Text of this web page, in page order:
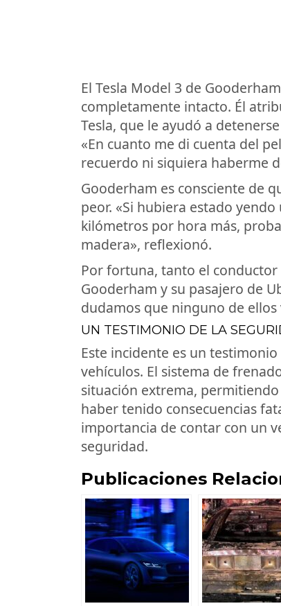
El Tesla Model 3 de
completamente intacto. Él
Tesla, que le ayudó a
«En cuanto me di cuenta del
recuerdo ni siquiera haberme
Gooderham es consciente de
peor. «Si hubiera estado
kilómetros por hora más,
madera», reflexionó.
Por fortuna, tanto el
Gooderham y su pasajero de
dudamos que ninguno de
UN TESTIMONIO DE LA
Este incidente es un
vehículos. El sistema de
situación extrema,
haber tenido consecuencias
importancia de contar con un
seguridad.
Publicaciones